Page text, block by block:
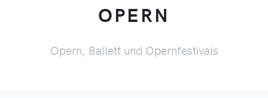
OPERN
Opern, Ballett und Opernfestivals